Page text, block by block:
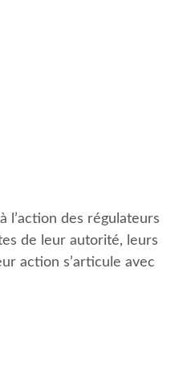
l’action des régulateurs
de leur autorité, leurs
action s’articule avec